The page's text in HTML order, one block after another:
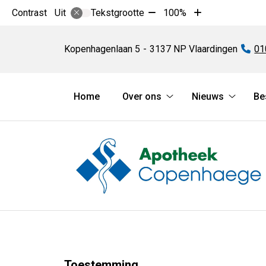
Contrast Uit Tekstgrootte Tekst
10%
100%
Tekst
10%
CopenhaegeKopenhagenlaan 5 3137 NP Vlaardingen
Hoofdmenu
Home
Over ons
ons
Nieuws